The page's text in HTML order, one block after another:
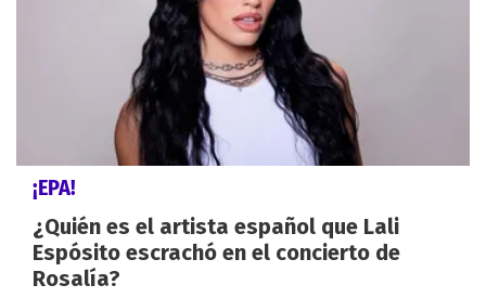
¡EPA!
¿Quién es el artista español que Lali
Espósito escrachó en el concierto de
Rosalía?